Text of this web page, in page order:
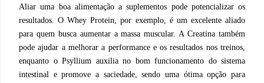
Aliar uma boa alimentação a suplementos pode potencializar os
resultados. O Whey Protein, por exemplo, é um excelente aliado
para quem busca aumentar a massa muscular. A Creatina também
pode ajudar a melhorar a performance e os resultados nos treinos,
enquanto o Psyllium auxilia no bom funcionamento do sistema
intestinal e promove a saciedade, sendo uma ótima opção para